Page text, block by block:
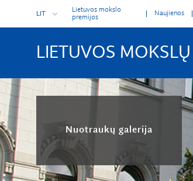
LIETUVOS
LIT
Lietuvos mokslo
premijos
Naujienos
Nuotraukų galerija